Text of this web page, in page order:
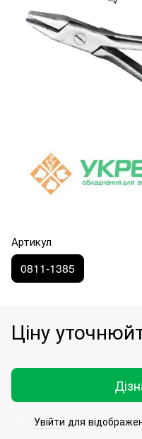
Артикул
0811-1385
Ціну
Увійти для